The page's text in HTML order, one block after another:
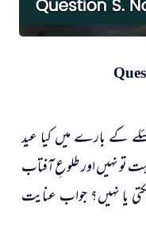
کے بارے میں کیا عید
تو نہیں اور طلوعِ آفتاب
یا نہیں؟ جواب عنایت